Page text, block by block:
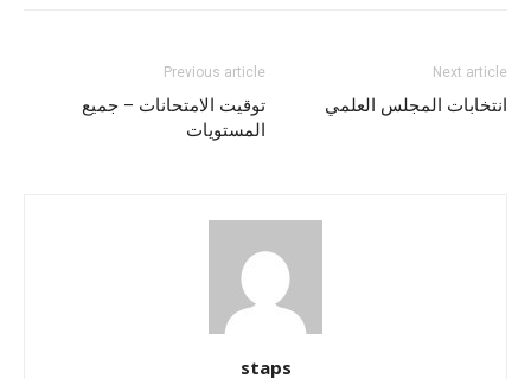
Previous article
توقيت الامتحانات – جميع
المستويات
Next article
انتخابات المجلس العلمي
staps